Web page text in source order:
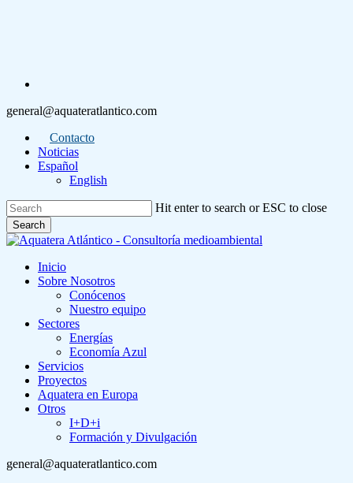
general@aquateratlantico.com
Contacto
Noticias
Español
English
Hit enter to search or ESC to close
Search
Close
Menu
Inicio
Sobre Nosotros
Conócenos
Nuestro equipo
Sectores
Energías
Economía Azul
Servicios
Proyectos
Aquatera en Europa
Otros
I+D+i
Formación y Divulgación
general@aquateratlantico.com